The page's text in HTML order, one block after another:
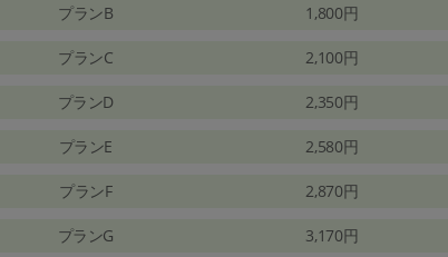
プランB 1,800円
プランC 2,100円
プランD 2,350円
プランE 2,580円
プランF 2,870円
プランG 3,170円